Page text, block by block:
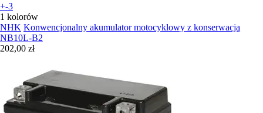
+-3
1 kolorów
NHK Konwencjonalny akumulator motocyklowy z konserwacją
NB10L-B2
202,00 zł